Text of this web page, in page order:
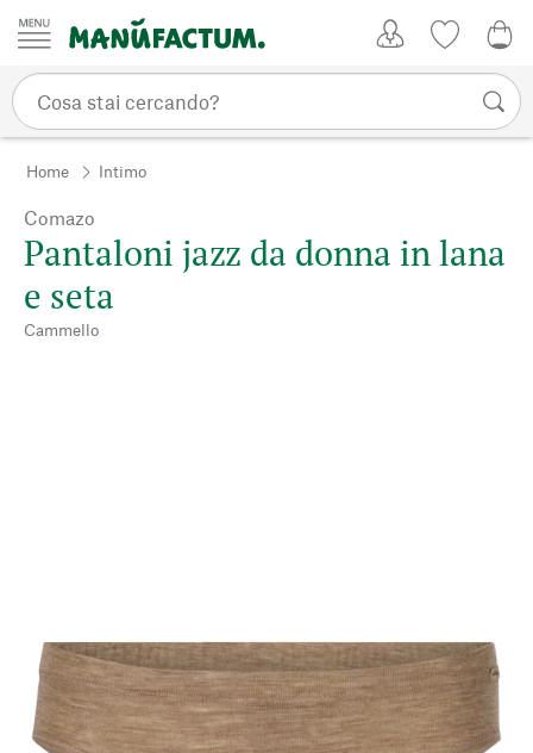
Vai al contenuto
Home Intimo
Comazo
Pantaloni jazz da donna in lana
e seta
Cammello